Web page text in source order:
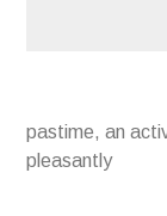
pastime, an
pleasantly